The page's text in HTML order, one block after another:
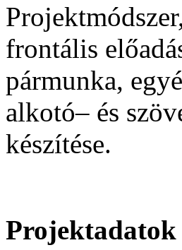
frontális
pármunka,
alkotó– és
készítése.
Projektadatok